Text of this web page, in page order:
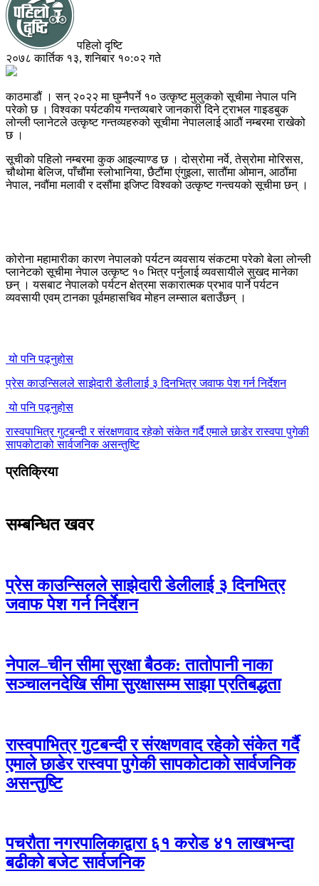
पहिलो दृष्टि
२०७८ कार्तिक १३, शनिबार १०:०२ गते
काठमाडौं । सन् २०२२ मा घुम्नैपर्ने १० उत्कृष्ट मुलुकको सूचीमा नेपाल पनि
परेको छ । विश्वका पर्यटकीय गन्तव्यबारे जानकारी दिने ट्राभल गाइडबुक
लोन्ली प्लानेटले उत्कृष्ट गन्तव्यहरुको सूचीमा नेपाललाई आठौं नम्बरमा राखेको
छ ।
सूचीको पहिलो नम्बरमा कुक आइल्याण्ड छ । दोस्रोमा नर्वे, तेस्रोमा मोरिसस,
चौथोमा बेलिज, पाँचौंमा स्लोभानिया, छैटौंमा एंगुइला, सातौंमा ओमान, आठौंमा
नेपाल, नवौंमा मलावी र दसौंमा इजिप्ट विश्वको उत्कृष्ट गन्त्वयको सूचीमा छन् ।
कोरोना महामारीका कारण नेपालको पर्यटन व्यवसाय संकटमा परेको बेला लोन्ली
प्लानेटको सूचीमा नेपाल उत्कृष्ट १० भित्र पर्नुलाई व्यवसायीले सुखद मानेका
छन् । यसबाट नेपालको पर्यटन क्षेत्रमा सकारात्मक प्रभाव पार्ने पर्यटन
व्यवसायी एवम् टानका पूर्वमहासचिव मोहन लम्साल बताउँछन् ।
यो पनि पढ्नुहोस
प्रेस काउन्सिलले साझेदारी डेलीलाई ३ दिनभित्र जवाफ पेश गर्न निर्देशन
यो पनि पढ्नुहोस
रास्वपाभित्र गुटबन्दी र संरक्षणवाद रहेको संकेत गर्दै एमाले छाडेर रास्वपा पुगेकी
सापकोटाको सार्वजनिक असन्तुष्टि
प्रतिक्रिया
सम्बन्धित खवर
प्रेस काउन्सिलले साझेदारी डेलीलाई ३ दिनभित्र
जवाफ पेश गर्न निर्देशन
नेपाल–चीन सीमा सुरक्षा बैठक: तातोपानी नाका
सञ्चालनदेखि सीमा सुरक्षासम्म साझा प्रतिबद्धता
रास्वपाभित्र गुटबन्दी र संरक्षणवाद रहेको संकेत गर्दै
एमाले छाडेर रास्वपा पुगेकी सापकोटाको सार्वजनिक
असन्तुष्टि
पचरौता नगरपालिकाद्वारा ६१ करोड ४१ लाखभन्दा
बढीको बजेट सार्वजनिक